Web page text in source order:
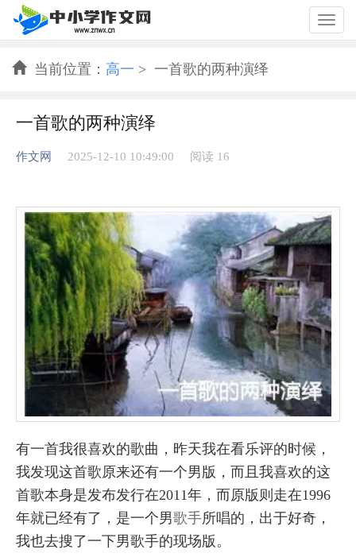
当前位置： 高一 > 一首歌的两种演绎
一首歌的两种演绎
作文网 2025-12-10 10:49:00 阅读 16
有一首我很喜欢的歌曲，昨天我在看乐评的时候，
我发现这首歌原来还有一个男版，而且我喜欢的这
首歌本身是发布发行在2011年，而原版则走在1996
年就已经有了，是一个男歌手所唱的，出于好奇，
我也去搜了一下男歌手的现场版。